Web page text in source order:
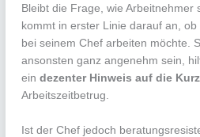
Bleibt die Frage, wie Arbeitnehmer
kommt in erster Linie darauf an,
bei seinem Chef arbeiten möchte.
ansonsten ganz angenehm sein,
eindezenter Hinweis auf die
Arbeitszeitbetrug.
Ist der Chef jedoch